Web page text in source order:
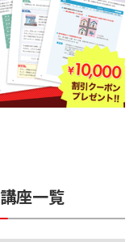
講座一覧